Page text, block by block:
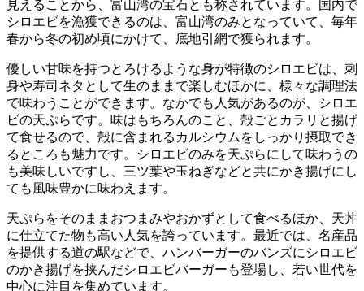
見えることから、富山湾の宝石とも称されています。国内で
シロエビを漁獲できるのは、富山湾のみとなっていて、毎年
春から冬の初め頃にかけて、底地引網で獲られます。
優しい甘味を持つとろけるような身が特徴のシロエビは、刺
身や寿司ネタとして生のままで楽しむほかに、様々な調理法
で味わうことができます。なかでも人気があるのが、シロエ
ビの天ぷらです。味はもちろんのこと、殻ごとカラリと揚げ
て食せるので、殻に含まれるカルシウムをしっかり摂取でき
るところも魅力です。シロエビのみを天ぷらにして味わうの
も美味しいですし、三ツ葉や玉ねぎなどと共にかき揚げにし
ても風味豊かに味わえます。
天ぷらをそのままおつまみやおかずとして食べるほか、天丼
に仕立てた物も高い人気を誇っています。最近では、名産品
を提供する道の駅などで、ハンバーガーのバンズにシロエビ
のかき揚げを挟んだシロエビバーガーも登場し、若い世代を
中心に注目を集めています。